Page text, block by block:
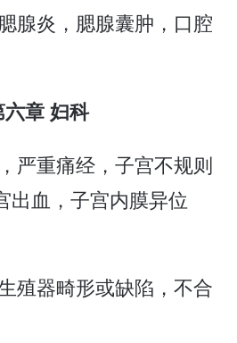
腺炎，腮腺囊肿，口腔
六章 妇科
严重痛经，子宫不规则
出血，子宫内膜异位
殖器畸形或缺陷，不合